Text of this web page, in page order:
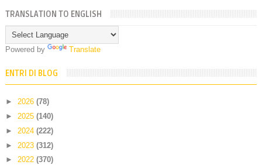
TRANSLATION TO ENGLISH
Powered by Translate
ENTRI DI BLOG
► 2026 (78)
► 2025 (140)
► 2024 (222)
► 2023 (312)
► 2022 (370)